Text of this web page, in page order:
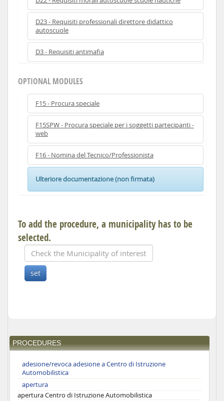
D23 - Requisiti professionali direttore didattico
autoscuole
D3 - Requisiti antimafia
OPTIONAL MODULES
F15 - Procura speciale
F15SPW - Procura speciale per i soggetti partecipanti -
web
F16 - Nomina del Tecnico/Professionista
Ulteriore documentazione (non firmata)
To add the procedure, a municipality has to be
selected.
PROCEDURES
adesione/revoca adesione a Centro di Istruzione
Automobilistica
apertura
apertura Centro di Istruzione Automobilistica